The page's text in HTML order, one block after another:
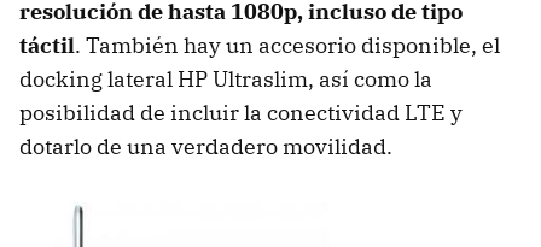
resolución de hasta 1080p, incluso de tipo
táctil. También hay un accesorio disponible, el
docking lateral HP Ultraslim, así como la
posibilidad de incluir la conectividad LTE y
dotarlo de una verdadero movilidad.